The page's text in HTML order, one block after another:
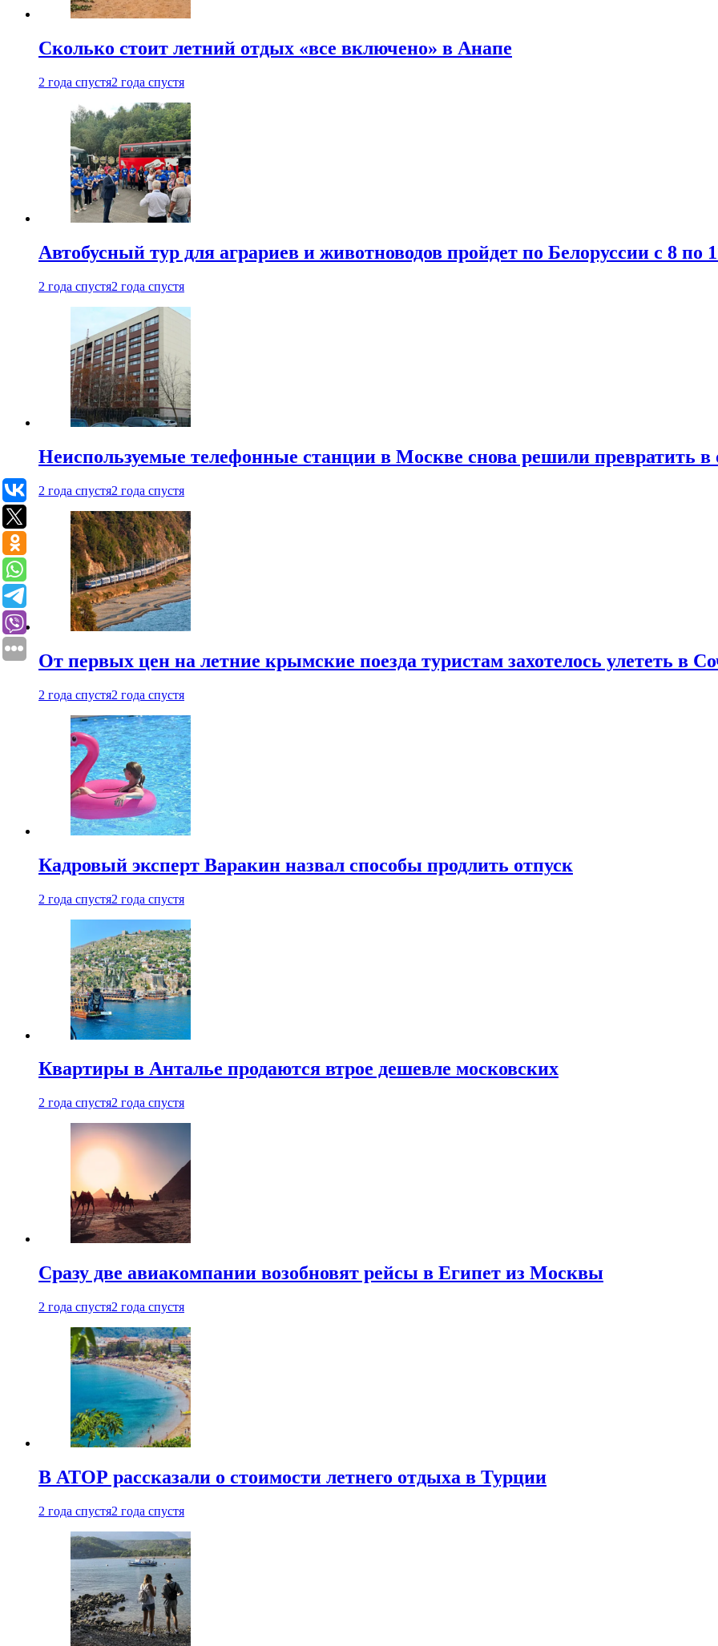
Сколько стоит летний отдых «все включено» в Анапе
2 года спустя2 года спустя
Автобусный тур для аграриев и животноводов пройдет по Белоруссии с 8 по
2 года спустя2 года спустя
Неиспользуемые телефонные станции в Москве снова решили превратить в
2 года спустя2 года спустя
От первых цен на летние крымские поезда туристам захотелось улететь в
2 года спустя2 года спустя
Кадровый эксперт Варакин назвал способы продлить отпуск
2 года спустя2 года спустя
Квартиры в Анталье продаются втрое дешевле московских
2 года спустя2 года спустя
Сразу две авиакомпании возобновят рейсы в Египет из Москвы
2 года спустя2 года спустя
В АТОР рассказали о стоимости летнего отдыха в Турции
2 года спустя2 года спустя